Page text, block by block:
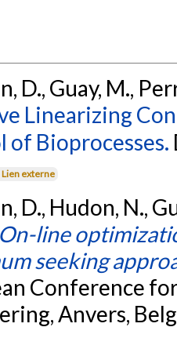
D., Guay, M.,
Linearizing
of Bioprocesses.
Lien externe
D., Hudon, N.,
On-line
seeking
Conference
Anvers,